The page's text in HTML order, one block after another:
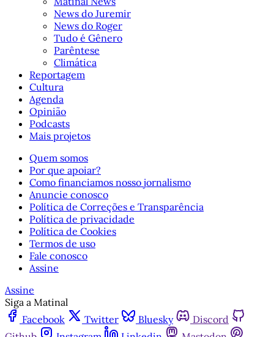
News do Juremir
News do Roger
Tudo é Gênero
Parêntese
Climática
Reportagem
Cultura
Agenda
Opinião
Podcasts
Mais projetos
Quem somos
Por que apoiar?
Como financiamos nosso jornalismo
Anuncie conosco
Política de Correções e Transparência
Política de privacidade
Política de Cookies
Termos de uso
Fale conosco
Assine
Assine
Siga a Matinal
Facebook
Twitter Bluesky
Discord